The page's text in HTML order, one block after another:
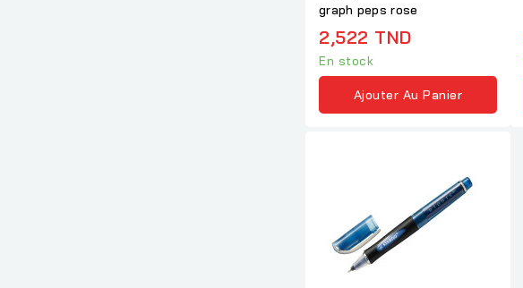
graph peps rose
2,522 TND
En stock
Ajouter Au Panier